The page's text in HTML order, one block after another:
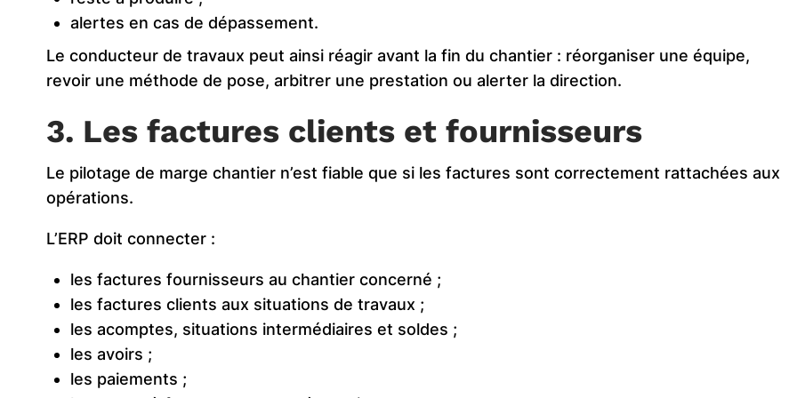
alertes en cas de dépassement.
Le conducteur de travaux peut ainsi réagir avant la fin du chantier : réorganiser une équipe,
revoir une méthode de pose, arbitrer une prestation ou alerter la direction.
3. Les factures clients et fournisseurs
Le pilotage de marge chantier n’est fiable que si les factures sont correctement rattachées aux
opérations.
L’ERP doit connecter :
les factures fournisseurs au chantier concerné ;
les factures clients aux situations de travaux ;
les acomptes, situations intermédiaires et soldes ;
les avoirs ;
les paiements ;